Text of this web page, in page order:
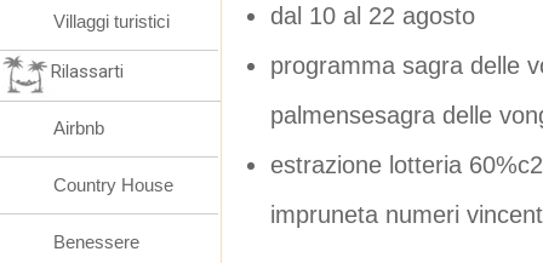
dal 10 al 22 agosto
programma sagra delle
palmensesagra delle
estrazione lotteria
impruneta numeri
Villaggi turistici
Rilassarti
Airbnb
Country House
Benessere